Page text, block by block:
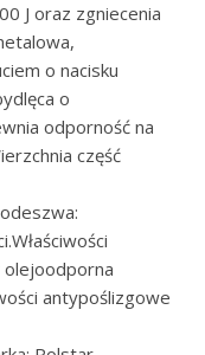
J oraz zgniecenia
o nacisku
o
odporność na
część
antypoślizgowe